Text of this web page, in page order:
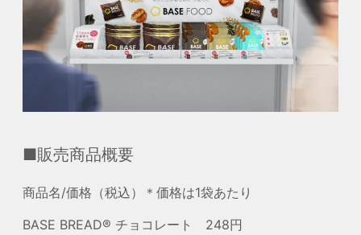
■販売商品概要
商品名/価格（税込）＊価格は1袋あたり
BASE BREAD®︎ チョコレート 248円